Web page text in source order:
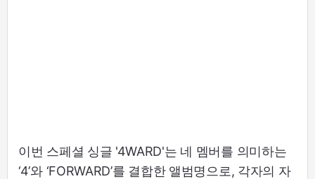
이번 스페셜 싱글 '4WARD'는 네 멤버를 의미하는
‘4’와 ‘FORWARD’를 결합한 앨범명으로, 각자의 자